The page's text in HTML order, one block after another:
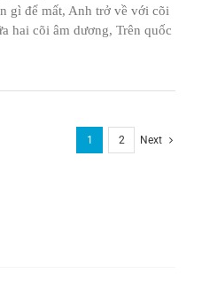
gì để mất, Anh trở về với cõi
hai cõi âm dương, Trên quốc
1 2 Next